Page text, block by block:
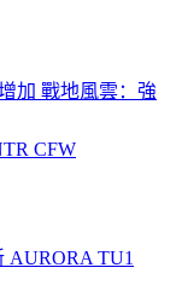
加 戰地風雲：強
CFW
AURORA TU1